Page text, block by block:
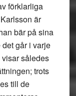
förklarliga
är
bär på sina
går i varje
således
trots
till de